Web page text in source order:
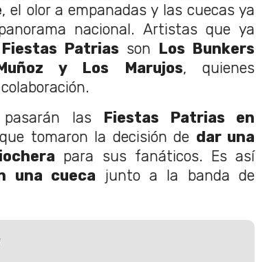
, el olor a empanadas y las cuecas ya
nacional. Artistas que ya
Patrias son Los Bunkers
y Los Marujos, quienes
pasarán las Fiestas Patrias en
tomaron la decisión de dar una
para sus fanáticos. Es así
una cueca junto a la banda de